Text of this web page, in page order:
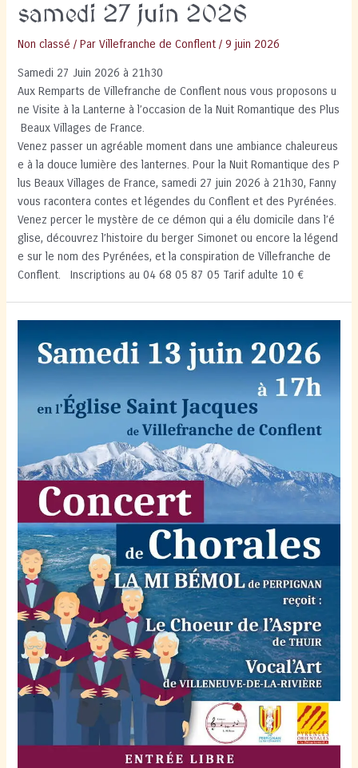
samedi 27 juin 2026
Non classé / ParVillefranche de Conflent /9 juin 2026
Samedi 27 Juin 2026 à 21h30
Aux Remparts de Villefranche de Conflent nous vous proposons u
ne Visite à la Lanterne à l’occasion de la Nuit Romantique des Plus
Beaux Villages de France.
Venez passer un agréable moment dans une ambiance chaleureus
e à la douce lumière des lanternes. Pour la Nuit Romantique des P
lus Beaux Villages de France, samedi 27 juin 2026 à 21h30, Fanny
vous racontera contes et légendes du Conflent et des Pyrénées.
Venez percer le mystère de ce démon qui a élu domicile dans l’é
glise, découvrez l’histoire du berger Simonet ou encore la légend
e sur le nom des Pyrénées, et la conspiration de Villefranche de
Conflent. Inscriptions au 04 68 05 87 05 Tarif adulte 10 €